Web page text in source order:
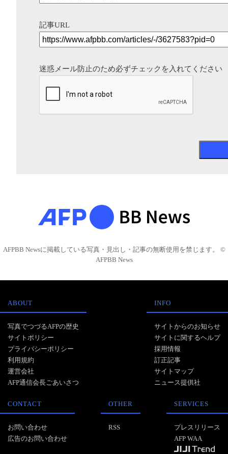
記事URL
迷惑メール防止のため必ずチェックを入れてください
AFPBB Newsに掲載している写真・見出し・記事の無断使用を禁じます。 ©
AFPBB News
ABOUT
写真でつづるAFPの歴史
サイトポリシー
プライバシーポリシー
利用規約
運営会社
AFP通信会長ごあいさつ
INFO
サイトからのお知らせ
サイトに関するヘルプ
採用情報
訂正記事
サイトマップ
ニュース提供社
CONTACT
お問い合わせ
広告のお問い合わせ
OTHER
RSS
SERVICES
プレスリリース
AFP WAA